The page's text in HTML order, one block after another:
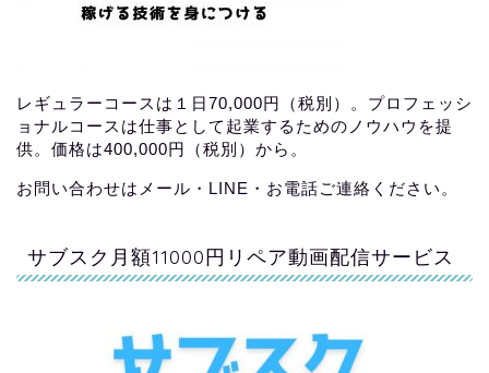
レギュラーコースは１日70,000円（税別）。プロフェッシ
ョナルコースは仕事として起業するためのノウハウを提
供。価格は400,000円（税別）から。
お問い合わせはメール・LINE・お電話ご連絡ください。
サブスク月額11000円リペア動画配信サービス